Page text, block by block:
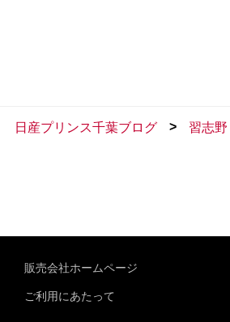
日産プリンス千葉ブログ > 習志野
販売会社ホームページ
ご利用にあたって